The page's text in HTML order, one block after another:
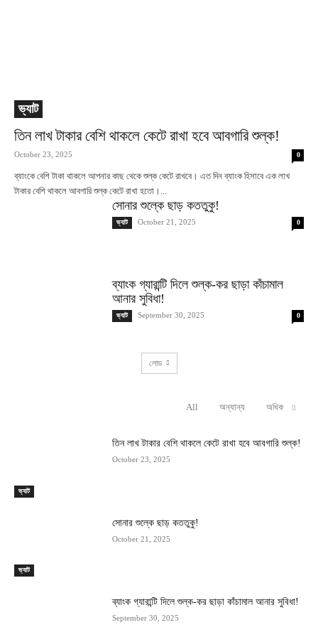
ভ্যাট
তিন লাখ টাকার বেশি থাকলে কেটে রাখা হবে আবগারি শুল্ক!
October 23, 2025 0
ব্যাংকে বেশি টাকা থাকলে আপনার কাছ থেকে শুল্ক কেটে রাখবে। এত দিন ব্যাংক হিসাবে এক লাখ
টাকার বেশি থাকলে আবগারি শুল্ক কেটে রাখা হতো।...
সোনার শুল্কে ছাড় কততুকু!
ভ্যাট October 21, 2025 0
ব্যাংক গ্যারান্টি দিলে শুল্ক-কর ছাড়া কাঁচামাল
আনার সুবিধা!
ভ্যাট September 30, 2025 0
লোড
All অন্যান্য অধিক
ভ্যাট
তিন লাখ টাকার বেশি থাকলে কেটে রাখা হবে আবগারি শুল্ক!
October 23, 2025
ভ্যাট
সোনার শুল্কে ছাড় কততুকু!
October 21, 2025
ব্যাংক গ্যারান্টি দিলে শুল্ক-কর ছাড়া কাঁচামাল আনার সুবিধা!
September 30, 2025